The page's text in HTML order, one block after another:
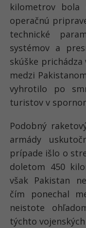
kilometrov bola
operačnú
technické
systémov a
skúške
medzi
vyhrotilo po
turistov v
Podobný
armády
prípade išlo o
doletom 450
však Pakistan
čím ponechal
neistote
týchto